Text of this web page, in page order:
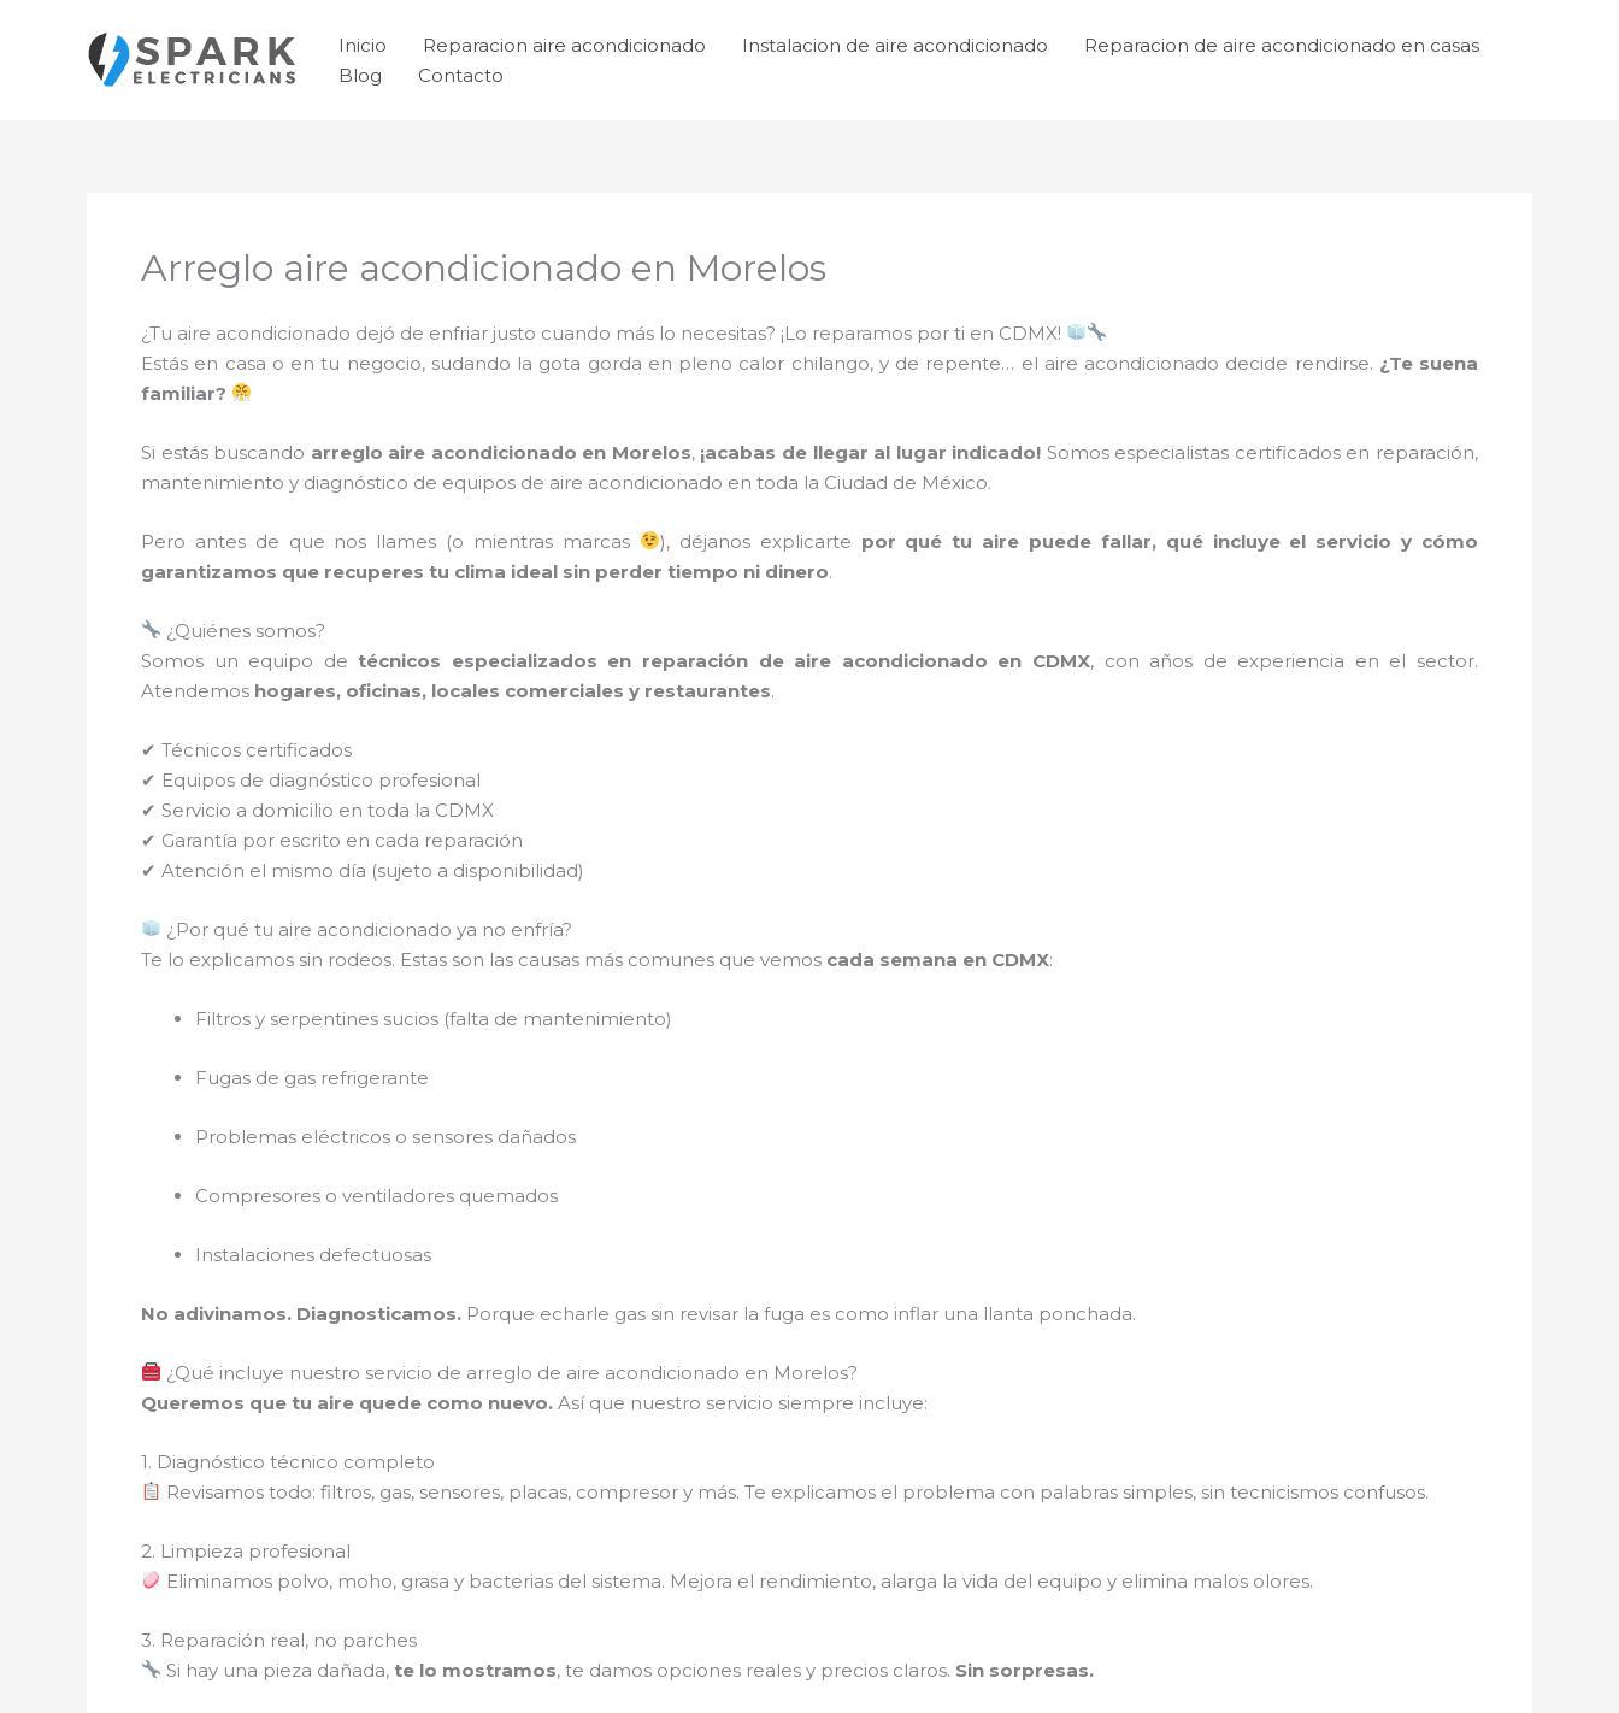
contenido
Inicio Reparacion aire acondicionado Instalacion de aire acondicionado
Reparacion de aire acondicionado en casas
Blog
Contacto
Arreglo aire acondicionado en Morelos
¿Tu aire acondicionado dejó de enfriar justo cuando más lo necesitas? ¡Lo reparamos por ti en CDMX!
Estás en casa o en tu negocio, sudando la gota gorda en pleno calor chilango, y de repente… el aire acondicionado decide rendirse. ¿Te suena
familiar?
Si estás buscando arreglo aire acondicionado en Morelos, ¡acabas de llegar al lugar indicado! Somos especialistas certificados en reparación,
mantenimiento y diagnóstico de equipos de aire acondicionado en toda la Ciudad de México.
Pero antes de que nos llames (o mientras marcas ), déjanos explicarte por qué tu aire puede fallar, qué incluye el servicio y cómo
garantizamos que recuperes tu clima ideal sin perder tiempo ni dinero.
¿Quiénes somos?
Somos un equipo detécnicos especializados en reparación de aire acondicionado en CDMX, con años de experiencia en el sector.
Atendemos hogares, oficinas, locales comerciales y restaurantes.
✔ Técnicos certificados
✔ Equipos de diagnóstico profesional
✔ Servicio a domicilio en toda la CDMX
✔ Garantía por escrito en cada reparación
✔ Atención el mismo día (sujeto a disponibilidad)
¿Por qué tu aire acondicionado ya no enfría?
Te lo explicamos sin rodeos. Estas son las causas más comunes que vemos cada semana en CDMX:
Filtros y serpentines sucios (falta de mantenimiento)
Fugas de gas refrigerante
Problemas eléctricos o sensores dañados
Compresores o ventiladores quemados
Instalaciones defectuosas
No adivinamos. Diagnosticamos. Porque echarle gas sin revisar la fuga es como inflar una llanta ponchada.
¿Qué incluye nuestro servicio de arreglo de aire acondicionado en Morelos?
Queremos que tu aire quede como nuevo. Así que nuestro servicio siempre incluye:
1. Diagnóstico técnico completo
Revisamos todo: filtros, gas, sensores, placas, compresor y más. Te explicamos el problema con palabras simples, sin tecnicismos confusos.
2. Limpieza profesional
Eliminamos polvo, moho, grasa y bacterias del sistema. Mejora el rendimiento, alarga la vida del equipo y elimina malos olores.
3. Reparación real, no parches
Si hay una pieza dañada,te lo mostramos, te damos opciones reales y precios claros. Sin sorpresas.